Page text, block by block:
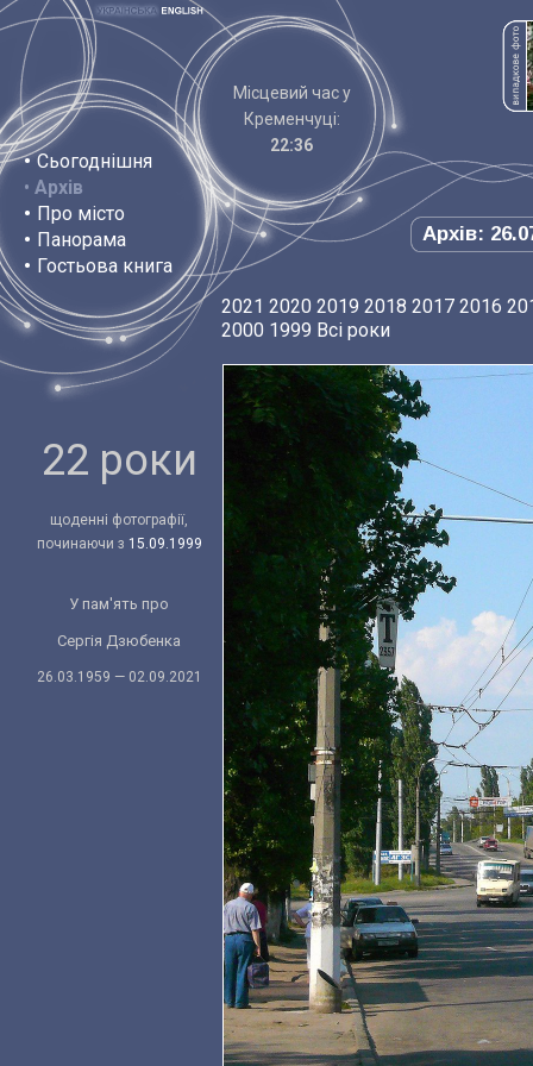
• Сьогоднішня
• Архів
• Про місто
• Панорама
• Гостьова книга
Місцевий час у
Кременчуці:
22:36
Архів:
22 роки
щоденні фотографії,
починаючи з 15.09.1999
У пам'ять про
Сергія Дзюбенка
26.03.1959 — 02.09.2021
2021 2020 2019 2018 2017 2016
2000 1999 Всі роки